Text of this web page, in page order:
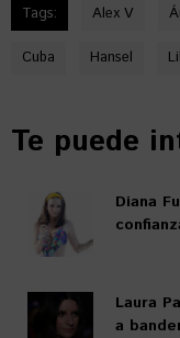
Tags: Alex V
Cuba Hansel
Te puede
Diana
Laura
a